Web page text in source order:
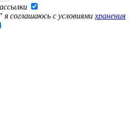
соглашаюсь с условиями хранения